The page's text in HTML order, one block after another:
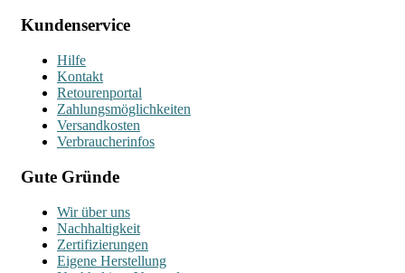
Kundenservice
Hilfe
Kontakt
Retourenportal
Zahlungsmöglichkeiten
Versandkosten
Verbraucherinfos
Gute Gründe
Wir über uns
Nachhaltigkeit
Zertifizierungen
Eigene Herstellung